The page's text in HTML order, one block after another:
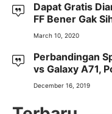
Dapat Gratis
FF Bener Gak
March 10, 2020
Perbandingan
vs Galaxy A71,
December 16, 2019